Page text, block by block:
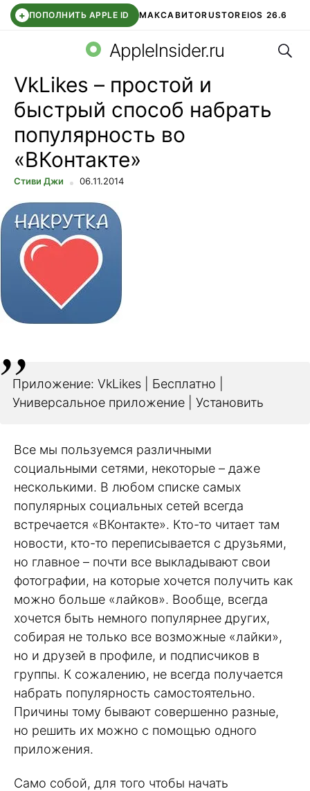
+ ПОПОЛНИТЬ APPLE ID МАКСАВИТОRUSTOREIOS 26.6
СБЕР КИДС ВТБ ОНЛАЙН ЧАТ В ROBLOX
AppleInsider.ru
VkLikes – простой и
быстрый способ набрать
популярность во
«ВКонтакте»
Стиви Джи 06.11.2014
Приложение: VkLikes | Бесплатно |
Универсальное приложение | Установить
Все мы пользуемся различными
социальными сетями, некоторые – даже
несколькими. В любом списке самых
популярных социальных сетей всегда
встречается «ВКонтакте». Кто-то читает там
новости, кто-то переписывается с друзьями,
но главное – почти все выкладывают свои
фотографии, на которые хочется получить как
можно больше «лайков». Вообще, всегда
хочется быть немного популярнее других,
собирая не только все возможные «лайки»,
но и друзей в профиле, и подписчиков в
группы. К сожалению, не всегда получается
набрать популярность самостоятельно.
Причины тому бывают совершенно разные,
но решить их можно с помощью одного
приложения.
Само собой, для того чтобы начать